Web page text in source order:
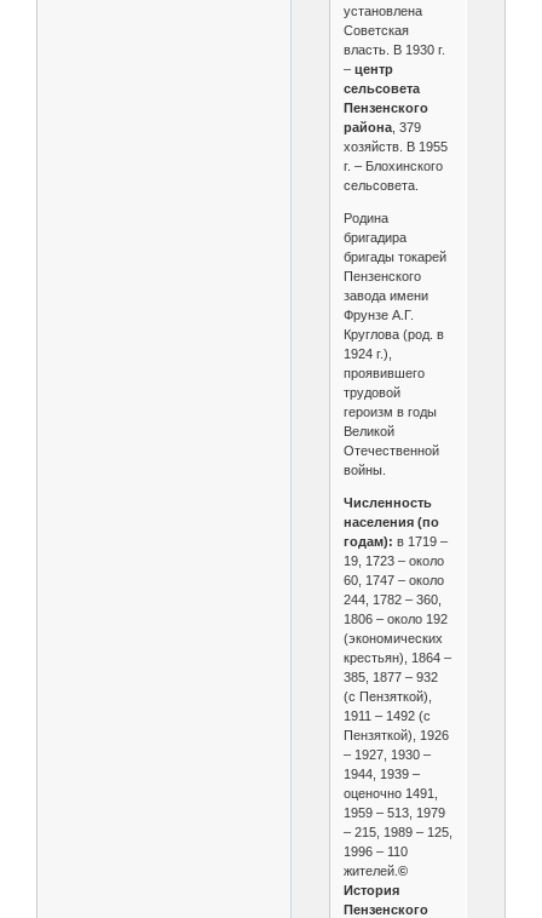
установлена
Советская
власть. В 1930 г.
– центр
сельсовета
Пензенского
района, 379
хозяйств. В 1955
г. – Блохинского
сельсовета.
Родина
бригадира
бригады токарей
Пензенского
завода имени
Фрунзе А.Г.
Круглова (род. в
1924 г.),
проявившего
трудовой
героизм в годы
Великой
Отечественной
войны.
Численность
населения (по
годам): в 1719 –
19, 1723 – около
60, 1747 – около
244, 1782 – 360,
1806 – около 192
(экономических
крестьян), 1864 –
385, 1877 – 932
(с Пензяткой),
1911 – 1492 (с
Пензяткой), 1926
– 1927, 1930 –
1944, 1939 –
оценочно 1491,
1959 – 513, 1979
– 215, 1989 – 125,
1996 – 110
жителей. ©
История
Пензенского